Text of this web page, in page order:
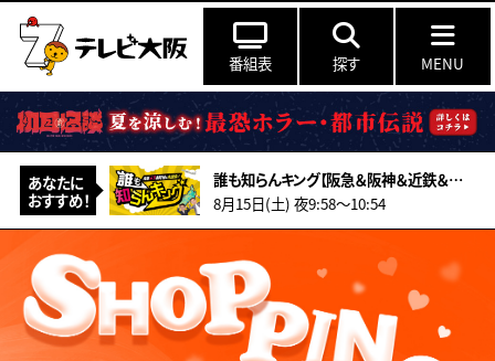
番組表 探す MENU
あなたに
おすすめ！
誰も知らんキング【阪急＆阪神＆近鉄＆南海＆メトロ…鉄道ミステリー2026夏】
8月15日(土) 夜9:58〜10:54